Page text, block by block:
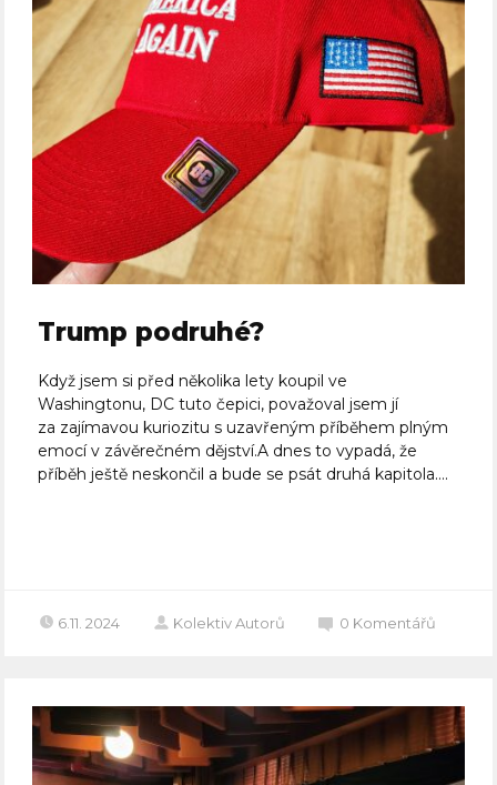
Trump podruhé?
Když jsem si před několika lety koupil ve
Washingtonu, DC tuto čepici, považoval jsem jí
za zajímavou kuriozitu s uzavřeným příběhem plným
emocí v závěrečném dějství.A dnes to vypadá, že
příběh ještě neskončil a bude se psát druhá kapitola....
6.11. 2024 Kolektiv Autorů 0 Komentářů